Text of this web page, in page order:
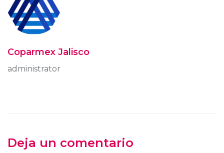
Coparmex Jalisco
administrator
Deja un comentario